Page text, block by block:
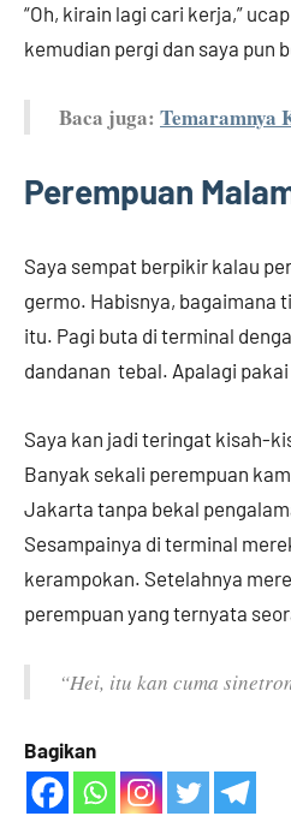
“Oh, kirain lagi cari kerja,”
kemudian pergi dan saya pun
Baca juga: Temaramnya
Perempuan
Saya sempat berpikir kalau
germo. Habisnya, bagaimana
itu. Pagi buta di terminal
dandanan tebal. Apalagi
Saya kan jadi teringat kisah-
Banyak sekali perempuan
Jakarta tanpa bekal
Sesampainya di terminal
kerampokan. Setelahnya
perempuan yang ternyata
“Hei, itu kan cuma
Bagikan